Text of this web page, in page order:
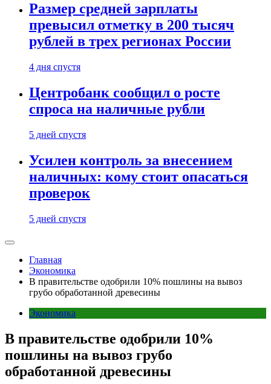
Размер средней зарплаты
превысил отметку в 200 тысяч
рублей в трех регионах России
4 дня спустя
Центробанк сообщил о росте
спроса на наличные рубли
5 дней спустя
Усилен контроль за внесением
наличных: кому стоит опасаться
проверок
5 дней спустя
Главная
Экономика
В правительстве одобрили 10% пошлины на вывоз
грубо обработанной древесины
Экономика
В правительстве одобрили 10%
пошлины на вывоз грубо
обработанной древесины